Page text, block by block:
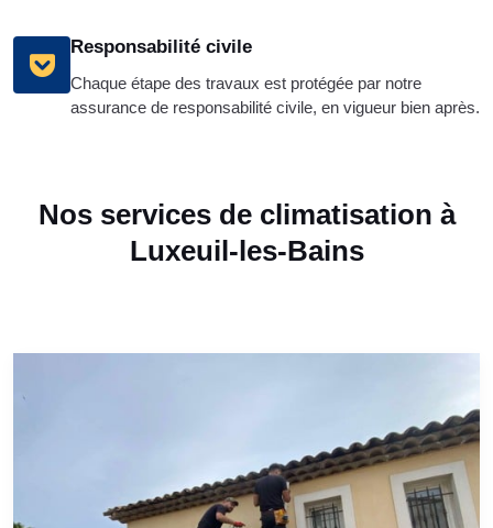
Responsabilité civile
Chaque étape des travaux est protégée par notre
assurance de responsabilité civile, en vigueur bien après.
Nos services de climatisation à
Luxeuil-les-Bains